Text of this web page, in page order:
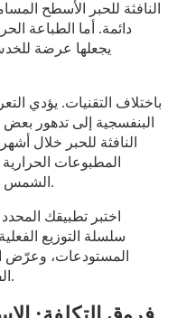
النافثة للحبر الأسطح
دائمة. أما الطباعة
يجعلها عرضة
باختلاف التقنيات. يؤدي
البنفسجية إلى تدهور
النافثة للحبر خلال
المطبوعات
الشمس المباشرة عند استخدام شرائط الراتنج.
اختبر تطبيقك
سلسلة التوزيع
المستودعات، وعرّض
الفعلي يتفوق على المواصفات المكتوبة.